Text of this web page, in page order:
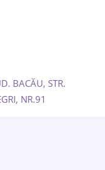
BACĂU, STR.
NR.91